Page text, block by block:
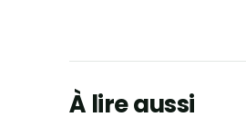
À lire aussi